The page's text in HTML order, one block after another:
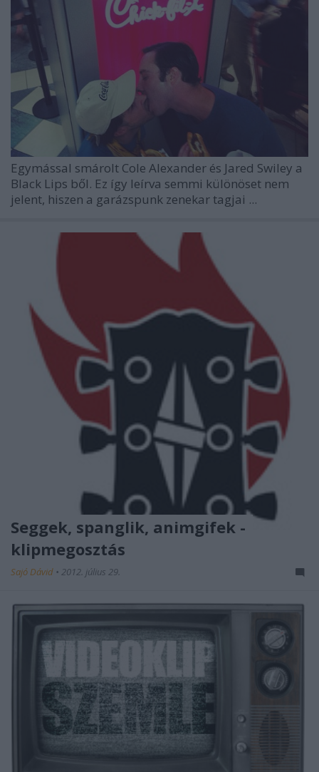
Egymással smárolt Cole Alexander és Jared Swiley a
Black Lips ből. Ez így leírva semmi különöset nem
jelent, hiszen a garázspunk zenekar tagjai ...
Seggek, spanglik, animgifek -
klipmegosztás
Sajó Dávid • 2012. július 29.